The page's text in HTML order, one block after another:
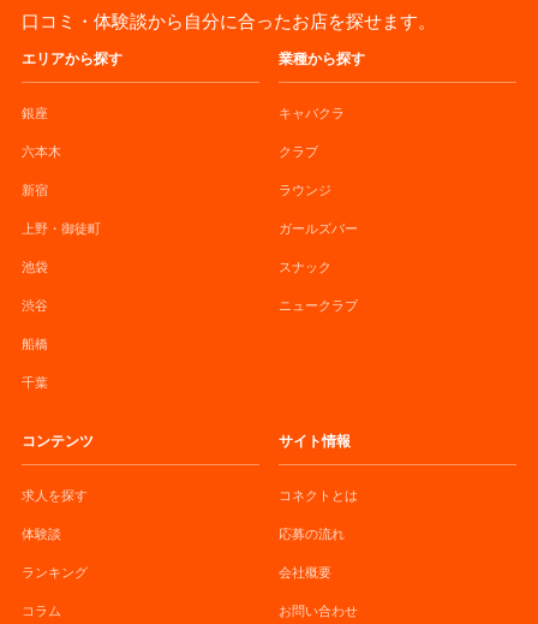
口コミ・体験談から自分に合ったお店を探せます。
エリアから探す
銀座
六本木
新宿
上野・御徒町
池袋
渋谷
船橋
千葉
業種から探す
キャバクラ
クラブ
ラウンジ
ガールズバー
スナック
ニュークラブ
コンテンツ
求人を探す
体験談
ランキング
コラム
サイト情報
コネクトとは
応募の流れ
会社概要
お問い合わせ